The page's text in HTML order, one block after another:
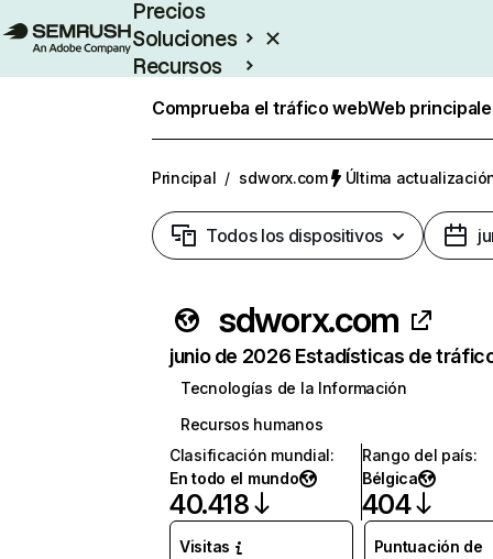
Precios
Soluciones
Recursos
Comprueba el tráfico webWeb
Principal / sdworx.com Última
Todos los dispositivos
sdworx.com
junio de 2026 Estadísticas de
Tecnologías de la Información
Recursos humanos
Clasificación mundial:
En todo el mundo
40.418
Rango del país:
Bélgica
404
Visitas
Puntuación de